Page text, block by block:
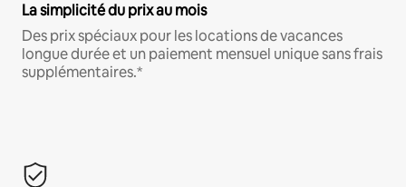
La simplicité du prix au mois
Des prix spéciaux pour les locations de vacances
longue durée et un paiement mensuel unique sans frais
supplémentaires.*